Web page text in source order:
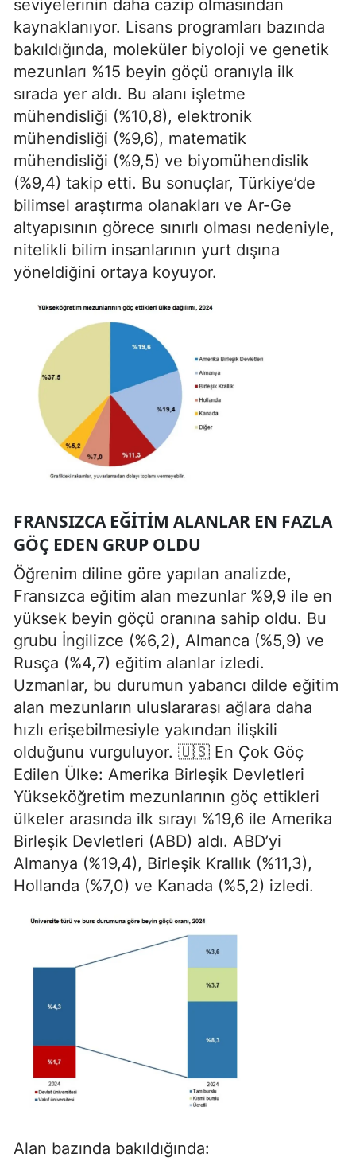
seviyelerinin daha cazip olmasından
kaynaklanıyor. Lisans programları bazında
bakıldığında, moleküler biyoloji ve genetik
mezunları %15 beyin göçü oranıyla ilk
sırada yer aldı. Bu alanı işletme
mühendisliği (%10,8), elektronik
mühendisliği (%9,6), matematik
mühendisliği (%9,5) ve biyomühendislik
(%9,4) takip etti. Bu sonuçlar, Türkiye’de
bilimsel araştırma olanakları ve Ar-Ge
altyapısının görece sınırlı olması nedeniyle,
nitelikli bilim insanlarının yurt dışına
yöneldiğini ortaya koyuyor.
FRANSIZCA EĞITIM ALANLAR EN FAZLA
GÖÇ EDEN GRUP OLDU
Öğrenim diline göre yapılan analizde,
Fransızca eğitim alan mezunlar %9,9 ile en
yüksek beyin göçü oranına sahip oldu. Bu
grubu İngilizce (%6,2), Almanca (%5,9) ve
Rusça (%4,7) eğitim alanlar izledi.
Uzmanlar, bu durumun yabancı dilde eğitim
alan mezunların uluslararası ağlara daha
hızlı erişebilmesiyle yakından ilişkili
olduğunu vurguluyor. 🇺🇸 En Çok Göç
Edilen Ülke: Amerika Birleşik Devletleri
Yükseköğretim mezunlarının göç ettikleri
ülkeler arasında ilk sırayı %19,6 ile Amerika
Birleşik Devletleri (ABD) aldı. ABD’yi
Almanya (%19,4), Birleşik Krallık (%11,3),
Hollanda (%7,0) ve Kanada (%5,2) izledi.
Alan bazında bakıldığında: